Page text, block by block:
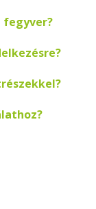
fegyver?